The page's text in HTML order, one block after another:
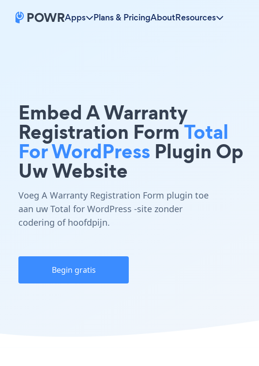
Apps Plans & PricingAboutResources
Embed A Warranty
Registration FormTotal
For WordPress Plugin Op
Uw Website
Voeg A Warranty Registration Form plugin toe
aan uw Total for WordPress -site zonder
codering of hoofdpijn.
Begin gratis